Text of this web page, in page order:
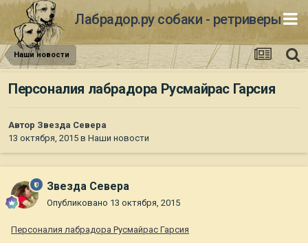
Лабрадор.ру собаки - ретриверы
Наши новости
Персоналия лабрадора Русмайрас Гарсия
Автор Звезда Севера
13 октября, 2015 в Наши новости
Звезда Севера
Опубликовано 13 октября, 2015
Персоналия лабрадора Русмайрас Гарсия